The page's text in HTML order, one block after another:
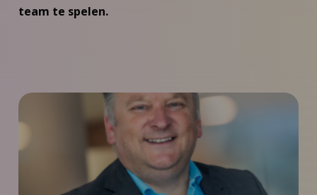
team te spelen.